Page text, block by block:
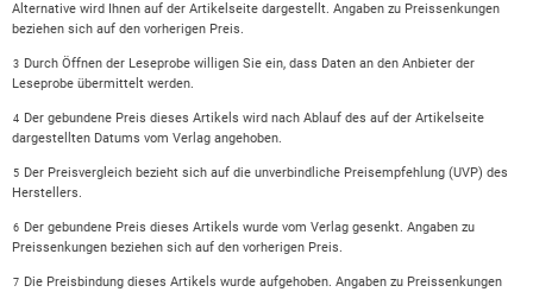
Alternative wird Ihnen auf der Artikelseite dargestellt. Angaben zu Preissenkungen
beziehen sich auf den vorherigen Preis.
3
Durch Öffnen der Leseprobe willigen Sie ein, dass Daten an den Anbieter der
Leseprobe übermittelt werden.
4
Der gebundene Preis dieses Artikels wird nach Ablauf des auf der Artikelseite
dargestellten Datums vom Verlag angehoben.
5
Der Preisvergleich bezieht sich auf die unverbindliche Preisempfehlung (UVP) des
Herstellers.
6
Der gebundene Preis dieses Artikels wurde vom Verlag gesenkt. Angaben zu
Preissenkungen beziehen sich auf den vorherigen Preis.
7 Die Preisbindung dieses Artikels wurde aufgehoben. Angaben zu Preissenkungen